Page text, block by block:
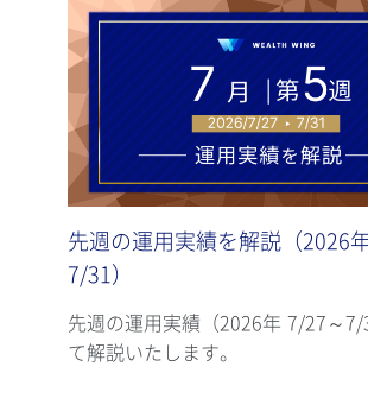
先週の運用実績を解説（2026
7/31）
先週の運用実績（2026年 7/27～7/
て解説いたします。